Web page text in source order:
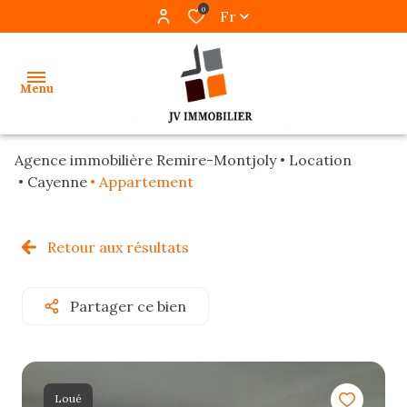
0 Fr
Menu
accueil
locations
gestion
neufs
Agence immobilière Remire-Montjoly
Location
Cayenne
Appartement
Retour aux résultats
Partager ce bien
Loué